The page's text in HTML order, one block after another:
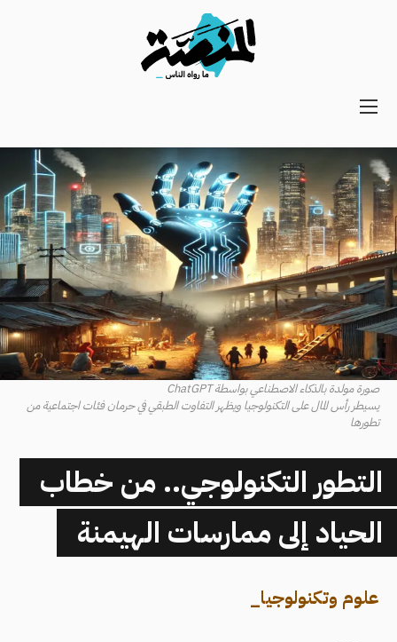
Main
Secondary
Navigation
صورة مولدة بالذكاء الاصطناعي بواسطة ChatGPT
يسيطر رأس المال على التكنولوجيا ويظهر التفاوت الطبقي في حرمان فئات اجتماعية من
تطورها
التطور التكنولوجي.. من خطاب
الحياد إلى ممارسات الهيمنة
علوم وتكنولوجيا_